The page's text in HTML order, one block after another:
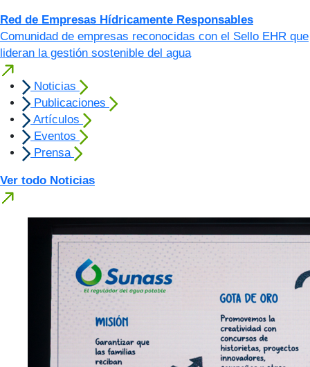
Red de Empresas Hídricamente Responsables
Comunidad de empresas reconocidas con el Sello EHR que
lideran la gestión sostenible del agua
Noticias
Publicaciones
Artículos
Eventos
Prensa
Ver todo Noticias